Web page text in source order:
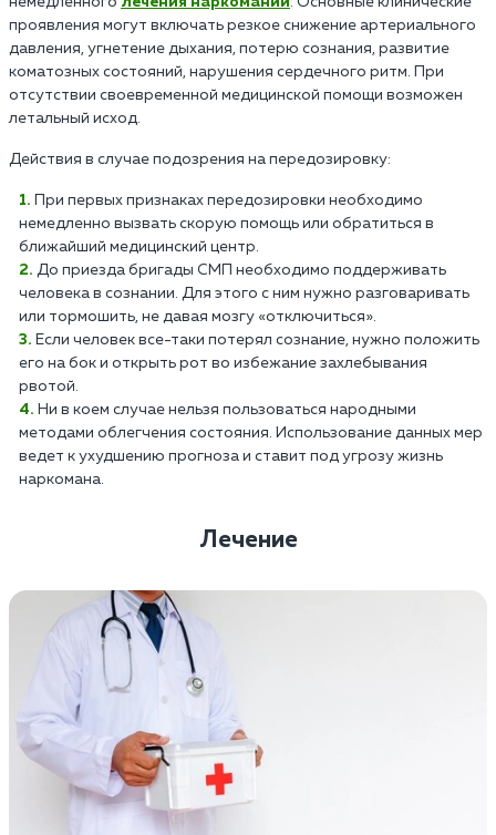
проявления могут включать резкое снижение артериального
давления, угнетение дыхания, потерю сознания, развитие
коматозных состояний, нарушения сердечного ритм. При
отсутствии своевременной медицинской помощи возможен
летальный исход.
Действия в случае подозрения на передозировку:
При первых признаках передозировки необходимо
немедленно вызвать скорую помощь или обратиться в
ближайший медицинский центр.
До приезда бригады СМП необходимо поддерживать
человека в сознании. Для этого с ним нужно разговаривать
или тормошить, не давая мозгу «отключиться».
Если человек все-таки потерял сознание, нужно положить
его на бок и открыть рот во избежание захлебывания
рвотой.
Ни в коем случае нельзя пользоваться народными
методами облегчения состояния. Использование данных мер
ведет к ухудшению прогноза и ставит под угрозу жизнь
наркомана.
Лечение